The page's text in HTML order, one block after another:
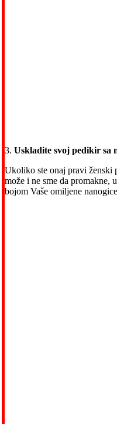
3. Uskladite svoj pedikir sa
Ukoliko ste onaj pravi ženski
može i ne sme da promakne,
bojom Vaše omiljene